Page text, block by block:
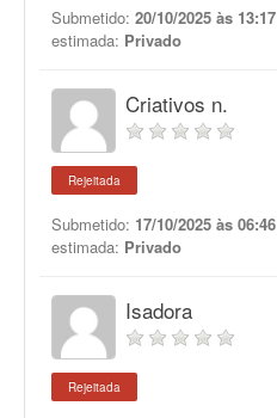
Submetido: 20/10/2025 às 13:17
estimada: Privado
Criativos n.
Rejeitada
Submetido: 17/10/2025 às 06:46
estimada: Privado
Isadora
Rejeitada